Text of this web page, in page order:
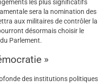
les plus significatifs
sera la nomination des
aux militaires de contrôler la
désormais choisir le
Parlement.
»
des institutions politiques